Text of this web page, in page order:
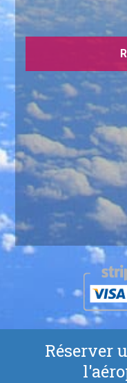
Réserver